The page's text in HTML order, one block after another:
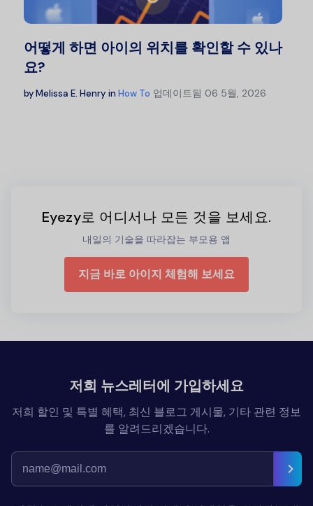
어떻게 하면 아이의 위치를 확인할 수 있나
요?
byMelissa E. Henry in How To 업데이트됨 06 5월, 2026
Eyezy로 어디서나 모든 것을 보세요.
내일의 기술을 따라잡는 부모용 앱
지금 바로 아이지 체험해 보세요
저희 뉴스레터에 가입하세요
저희 할인 및 특별 혜택, 최신 블로그 게시물, 기타 관련 정보
를 알려드리겠습니다.